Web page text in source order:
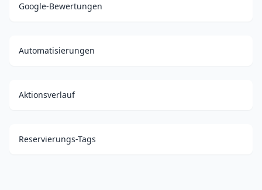
Google-Bewertungen
Automatisierungen
Aktionsverlauf
Reservierungs-Tags